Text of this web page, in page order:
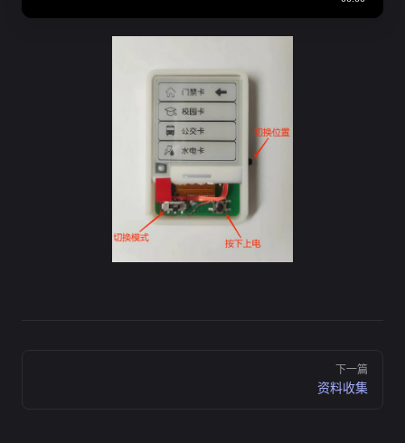
下一篇
资料收集